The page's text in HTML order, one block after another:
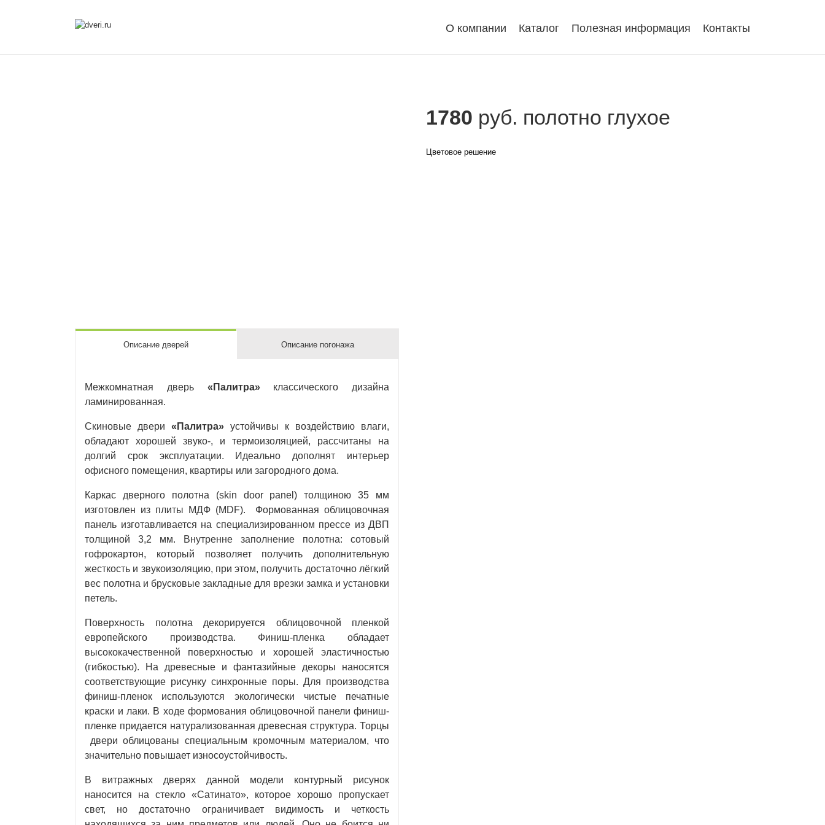
О компании Каталог Полезная информация Контакты
1780 руб. полотно глухое
Цветовое решение
Описание дверей Описание погонажа
Межкомнатная дверь «Палитра»классического дизайна
ламинированная.
Скиновые двери «Палитра» устойчивы к воздействию влаги,
обладают хорошей звуко-, и термоизоляцией, рассчитаны на
долгий срок эксплуатации. Идеально дополнят интерьер
офисного помещения, квартиры или загородного дома.
Каркас дверного полотна (skin door panel) толщиною 35 мм
изготовлен из плиты МДФ (MDF). Формованная облицовочная
панель изготавливается на специализированном прессе из ДВП
толщиной 3,2 мм. Внутренне заполнение полотна: сотовый
гофрокартон, который позволяет получить дополнительную
жесткость и звукоизоляцию, при этом, получить достаточно лёгкий
вес полотна и брусковые закладные для врезки замка и установки
петель.
Поверхность полотна декорируется облицовочной пленкой
европейского производства. Финиш-пленка обладает
высококачественной поверхностью и хорошей эластичностью
(гибкостью). На древесные и фантазийные декоры наносятся
соответствующие рисунку синхронные поры. Для производства
финиш-пленок используются экологически чистые печатные
краски и лаки. В ходе формования облицовочной панели финиш-
пленке придается натурализованная древесная структура. Торцы
двери облицованы специальным кромочным материалом, что
значительно повышает износоустойчивость.
В витражных дверях данной модели контурный рисунок
наносится на стекло «Сатинато», которое хорошо пропускает
свет, но достаточно ограничивает видимость и четкость